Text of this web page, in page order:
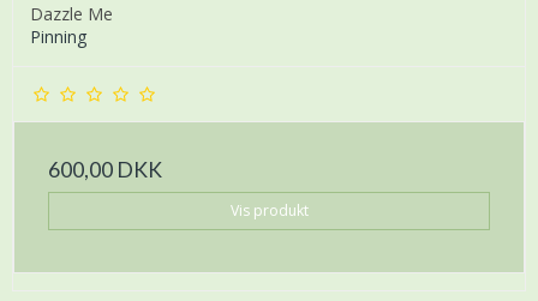
Dazzle Me
Pinning
600,00 DKK
Vis produkt